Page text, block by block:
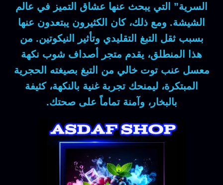
السرية” التي يبحث عنها عشاق التميز في عالم
الشيشة. ومع ذلك، كان الكثيرون يبتعدون عنها
بسبب ثقل التبغ التقليدي وتأثير النيكوتين. من
هذا المنطلق، يقدم متجر أصداف شوب نكهة
معسل عنب توت خالي من التبغ بصيغته الحجرية
المبتكرة، ليمنحك تجربة غنية بالنكهة، كثيفة
بالبخار، وآمنة تماماً على صحتك.